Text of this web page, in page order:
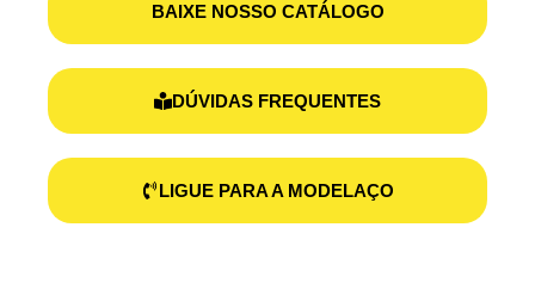
BAIXE NOSSO CATÁLOGO
DÚVIDAS FREQUENTES
LIGUE PARA A MODELAÇO